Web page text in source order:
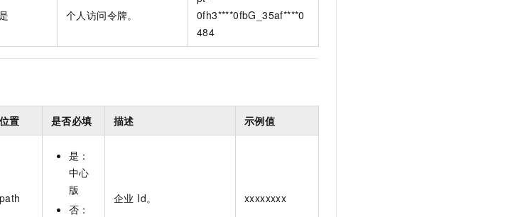
个人访问令牌。
0fh3****0fbG_35af****0
484
位置 是否必填 描述 示例值
path
是：
中心
版
否：
企业 Id。 xxxxxxxx